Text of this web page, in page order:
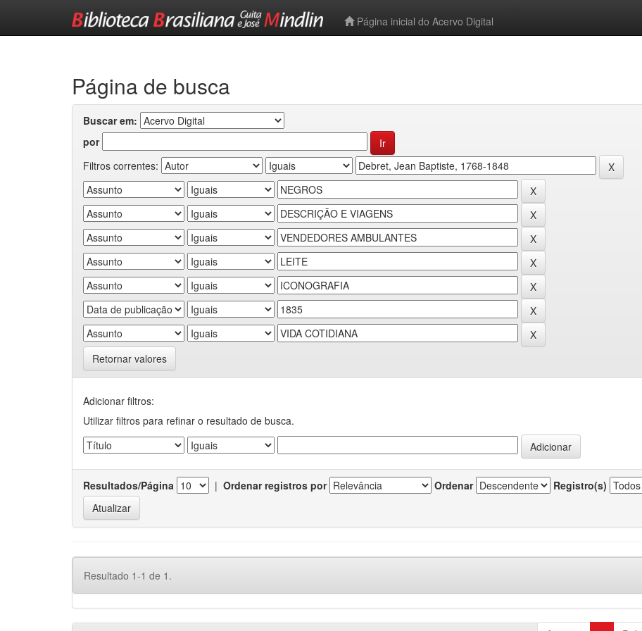
Página inicial do Acervo Digital
Página de busca
Buscar em:
por
Filtros correntes:
Retornar valores
Adicionar filtros:
Utilizar filtros para refinar o resultado de busca.
Resultados/Página | Ordenar registros por Ordenar Registro(s)
Resultado 1-1 de 1.